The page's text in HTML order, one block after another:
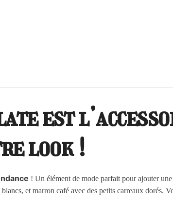
est
look !
! Un élément de mode parfait pour ajouter
et marron café avec des petits carreaux dorés.